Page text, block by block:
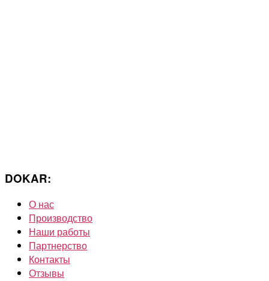
DOKAR:
О нас
Производство
Наши работы
Партнерство
Контакты
Отзывы